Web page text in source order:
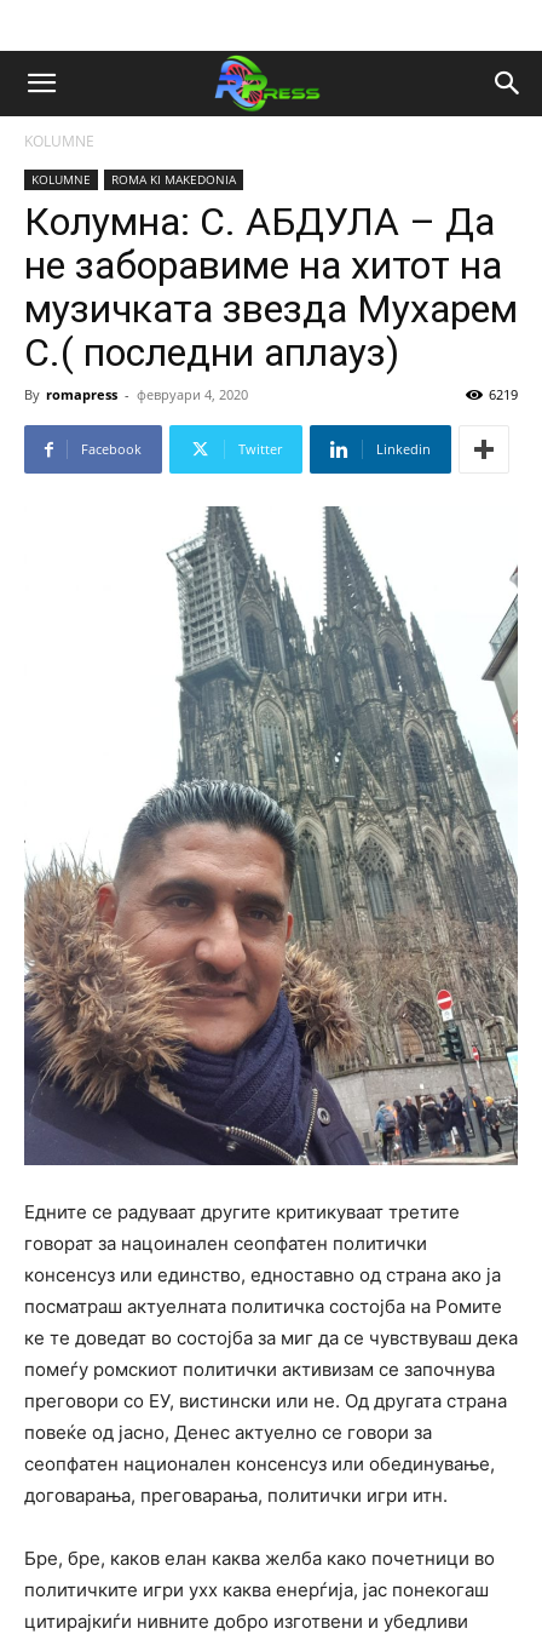
KOLUMNE
KOLUMNE ROMA KI MAKEDONIA
Колумна: С. АБДУЛА – Да
не заборавиме на хитот на
музичката звезда Мухарем
С.( последни аплауз)
By romapress - февруари 4, 2020 6219
Facebook Twitter Linkedin
Едните се радуваат другите критикуваат третите
говорат за нацоинален сеопфатен политички
консенсуз или единство, едноставно од страна ако ја
посматраш актуелната политичка состојба на Ромите
ке те доведат во состојба за миг да се чувствуваш дека
помеѓу ромскиот политички активизам се започнува
преговори со ЕУ, вистински или не. Од другата страна
повеќе од јасно, Денес актуелно се говори за
сеопфатен национален консенсуз или обединување,
договарања, преговарања, политички игри итн.
Бре, бре, каков елан каква желба како почетници во
политичките игри ухх каква енерѓија, јас понекогаш
цитирајкиѓи нивните добро изготвени и убедливи